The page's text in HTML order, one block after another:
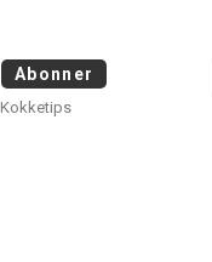
Abonner
Kokketips